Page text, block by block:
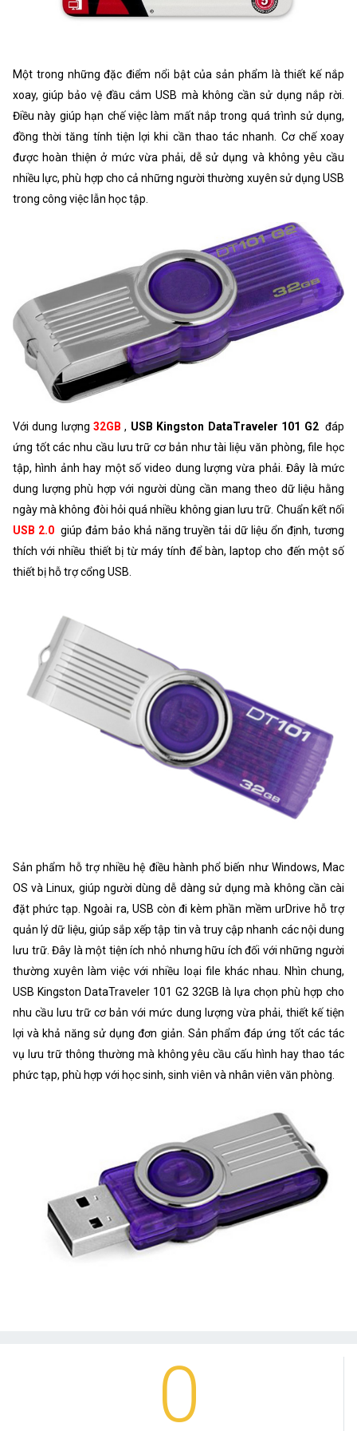
Một trong những đặc điểm nổi bật của sản phẩm là thiết kế nắp
xoay, giúp bảo vệ đầu cắm USB mà không cần sử dụng nắp rời.
Điều này giúp hạn chế việc làm mất nắp trong quá trình sử dụng,
đồng thời tăng tính tiện lợi khi cần thao tác nhanh. Cơ chế xoay
được hoàn thiện ở mức vừa phải, dễ sử dụng và không yêu cầu
nhiều lực, phù hợp cho cả những người thường xuyên sử dụng USB
trong công việc lẫn học tập.
Với dung lượng32GB , USB Kingston DataTraveler 101 G2 đáp
ứng tốt các nhu cầu lưu trữ cơ bản như tài liệu văn phòng, file học
tập, hình ảnh hay một số video dung lượng vừa phải. Đây là mức
dung lượng phù hợp với người dùng cần mang theo dữ liệu hằng
ngày mà không đòi hỏi quá nhiều không gian lưu trữ. Chuẩn kết nối
USB 2.0 giúp đảm bảo khả năng truyền tải dữ liệu ổn định, tương
thích với nhiều thiết bị từ máy tính để bàn, laptop cho đến một số
thiết bị hỗ trợ cổng USB.
Sản phẩm hỗ trợ nhiều hệ điều hành phổ biến như Windows, Mac
OS và Linux, giúp người dùng dễ dàng sử dụng mà không cần cài
đặt phức tạp. Ngoài ra, USB còn đi kèm phần mềm urDrive hỗ trợ
quản lý dữ liệu, giúp sắp xếp tập tin và truy cập nhanh các nội dung
lưu trữ. Đây là một tiện ích nhỏ nhưng hữu ích đối với những người
thường xuyên làm việc với nhiều loại file khác nhau. Nhìn chung,
USB Kingston DataTraveler 101 G2 32GB là lựa chọn phù hợp cho
nhu cầu lưu trữ cơ bản với mức dung lượng vừa phải, thiết kế tiện
lợi và khả năng sử dụng đơn giản. Sản phẩm đáp ứng tốt các tác
vụ lưu trữ thông thường mà không yêu cầu cấu hình hay thao tác
phức tạp, phù hợp với học sinh, sinh viên và nhân viên văn phòng.
0